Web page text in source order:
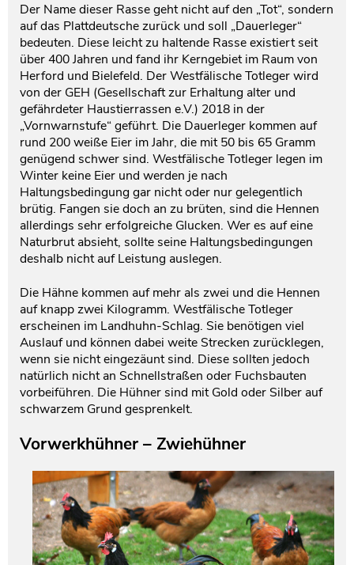
Der Name dieser Rasse geht nicht auf den „Tot“, sondern
auf das Plattdeutsche zurück und soll „Dauerleger“
bedeuten. Diese leicht zu haltende Rasse existiert seit
über 400 Jahren und fand ihr Kerngebiet im Raum von
Herford und Bielefeld. Der Westfälische Totleger wird
von der GEH (Gesellschaft zur Erhaltung alter und
gefährdeter Haustierrassen e.V.) 2018 in der
„Vornwarnstufe“ geführt. Die Dauerleger kommen auf
rund 200 weiße Eier im Jahr, die mit 50 bis 65 Gramm
genügend schwer sind. Westfälische Totleger legen im
Winter keine Eier und werden je nach
Haltungsbedingung gar nicht oder nur gelegentlich
brütig. Fangen sie doch an zu brüten, sind die Hennen
allerdings sehr erfolgreiche Glucken. Wer es auf eine
Naturbrut absieht, sollte seine Haltungsbedingungen
deshalb nicht auf Leistung auslegen.
Die Hähne kommen auf mehr als zwei und die Hennen
auf knapp zwei Kilogramm. Westfälische Totleger
erscheinen im Landhuhn-Schlag. Sie benötigen viel
Auslauf und können dabei weite Strecken zurücklegen,
wenn sie nicht eingezäunt sind. Diese sollten jedoch
natürlich nicht an Schnellstraßen oder Fuchsbauten
vorbeiführen. Die Hühner sind mit Gold oder Silber auf
schwarzem Grund gesprenkelt.
Vorwerkhühner – Zwiehühner